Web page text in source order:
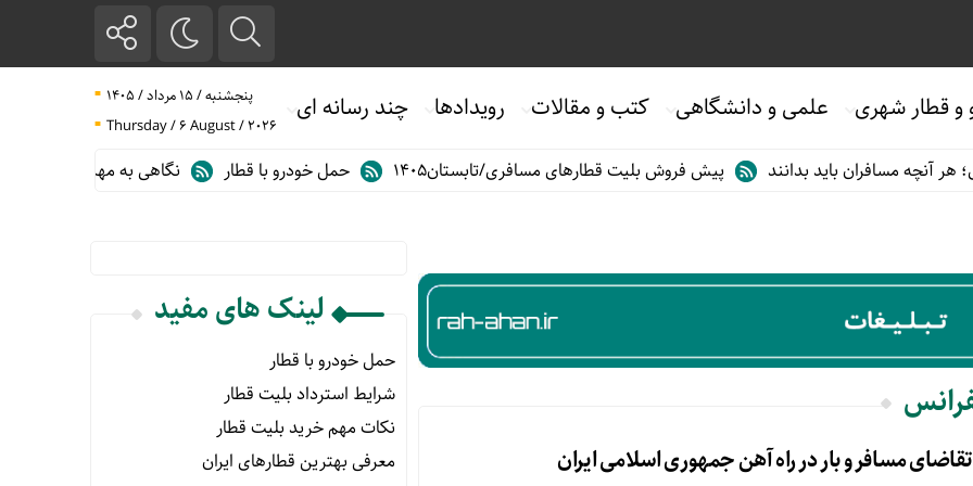
و قطار شهری علمی و دانشگاهی کتب و مقالات رویدادها چند رسانه ای
پنجشنبه / ۱۵ مرداد / ۱۴۰۵
Thursday / 6 August / 2026
آنچه مسافران باید بدانند پیش فروش بلیت قطارهای مسافری/تابستان۱۴۰۵ حمل خودرو با قطار نگاهی به مهم ترین آمارهای حمل و
مسافر و بار در راه آهن جمهوری اسلامی ایران
لینک های مفید
حمل خودرو با قطار
شرایط استرداد بلیت قطار
نکات مهم خرید بلیت قطار
معرفی بهترین قطارهای ایران